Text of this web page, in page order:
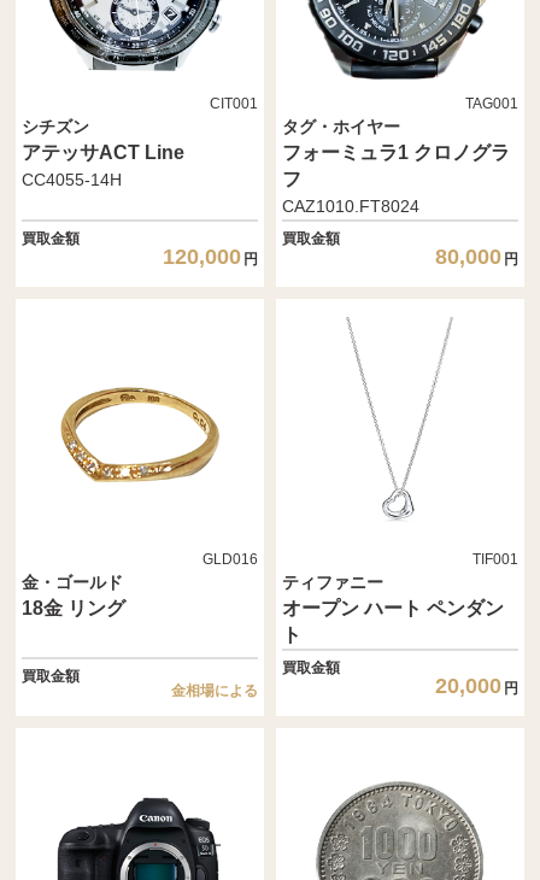
CIT001
シチズン
アテッサACT Line
CC4055-14H
買取金額
120,000 円
TAG001
タグ・ホイヤー
フォーミュラ1 クロノグラ
フ
CAZ1010.FT8024
買取金額
80,000 円
GLD016
金・ゴールド
18金 リング
買取金額
金相場による
TIF001
ティファニー
オープン ハート ペンダン
ト
買取金額
20,000 円